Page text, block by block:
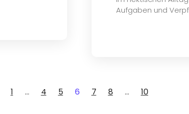
Aufgaben und
1 … 4 5 6 7 8 … 10